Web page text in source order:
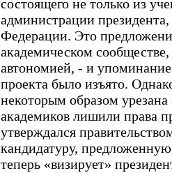
состоящего не только из
администрации
Федерации. Это
академическом
автономией, - и
проекта было изъято.
некоторым образом
академиков лишили права
утверждался
кандидатуру,
теперь «визирует»